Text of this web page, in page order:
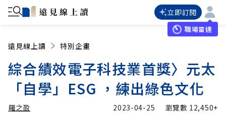
立即訂閱
職場雷達
遠見線上讀 特別企畫
綜合績效電子科技業首獎〉元太
「自學」ESG ，練出綠色文化
羅之盈 2023-04-25 瀏覽數 12,450+